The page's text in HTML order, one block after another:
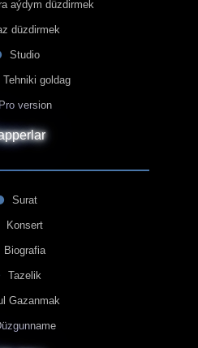
aýdym düzdirmek
düzdirmek
Studio
Tehniki goldag
Pro version
Surat
Konsert
Biografia
Tazelik
Gazanmak